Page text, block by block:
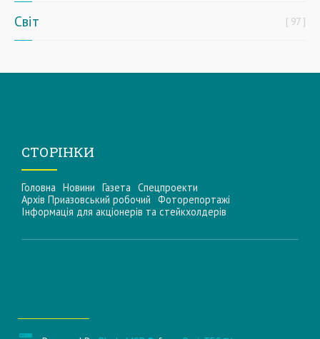
Світ 97
СТОРІНКИ
Головна Новини Газета Спецпроекти
Архів Приазовський робочий Фоторепортажі
Інформацiя для акцiонерiв та стейкхолдерiв